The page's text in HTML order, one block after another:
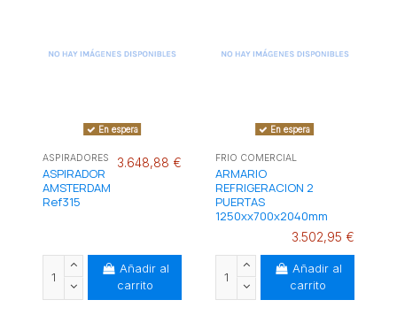
En espera
ASPIRADORES
ASPIRADOR
AMSTERDAM
Ref315
3.648,88 €
Añadir al
carrito
En espera
FRIO COMERCIAL
ARMARIO
REFRIGERACION 2
PUERTAS
1250xx700x2040mm
3.502,95 €
Añadir al
carrito